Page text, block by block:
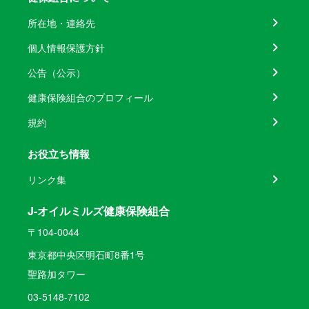
所在地・連絡先
個人情報保護方針
公告（公示）
健康保険組合のプロフィール
規約
お役立ち情報
リンク集
J-オイルミルズ健康保険組合
〒104-0044
東京都中央区明石町8番1号
聖路加タワー
03-5148-7102